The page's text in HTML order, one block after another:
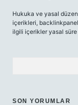
Hukuka ve yasal
içerikleri,
ilgili içerikler yasal süre
SON YORUMLAR